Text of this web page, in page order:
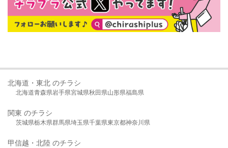
北海道・東北 のチラシ
北海道青森県岩手県宮城県秋田県山形県福島県
関東 のチラシ
茨城県栃木県群馬県埼玉県千葉県東京都神奈川県
甲信越・北陸 のチラシ